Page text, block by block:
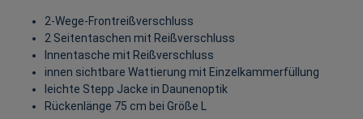
2-Wege-Frontreißverschluss
2 Seitentaschen mit Reißverschluss
Innentasche mit Reißverschluss
innen sichtbare Wattierung mit Einzelkammerfüllung
leichte Stepp Jacke in Daunenoptik
Rückenlänge 75 cm bei Größe L